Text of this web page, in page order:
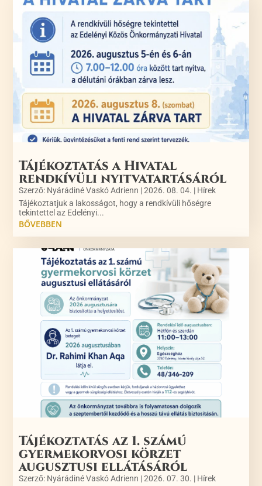
Tájékoztatás a Hivatal
rendkívüli nyitvatartásáról
Szerző: Nyárádiné Vaskó Adrienn |2026. 08. 04. | Hírek
Tájékoztatjuk a lakosságot, hogy a rendkívüli hőségre
tekintettel az Edelényi...
BŐVEBBEN
Tájékoztatás az 1. számú
gyermekorvosi körzet
augusztusi ellátásáról
Szerző: Nyárádiné Vaskó Adrienn |2026. 07. 30. | Hírek